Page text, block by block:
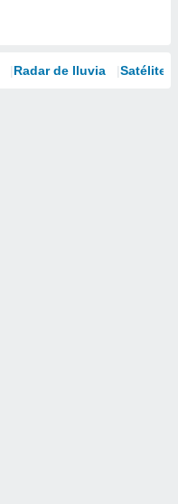
Radar de lluvia Satélites